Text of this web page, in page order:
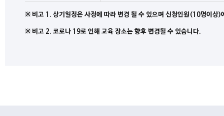
※ 비고 1. 상기일정은 사정에 따라 변경 될 수 있으며 신청인원(10명이상
※ 비고 2. 코로나 19로 인해 교육 장소는 향후 변경될 수 있습니다.